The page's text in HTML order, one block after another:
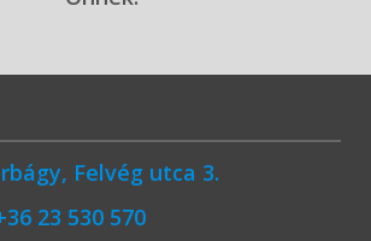
Felvég utca 3.
23 530 570